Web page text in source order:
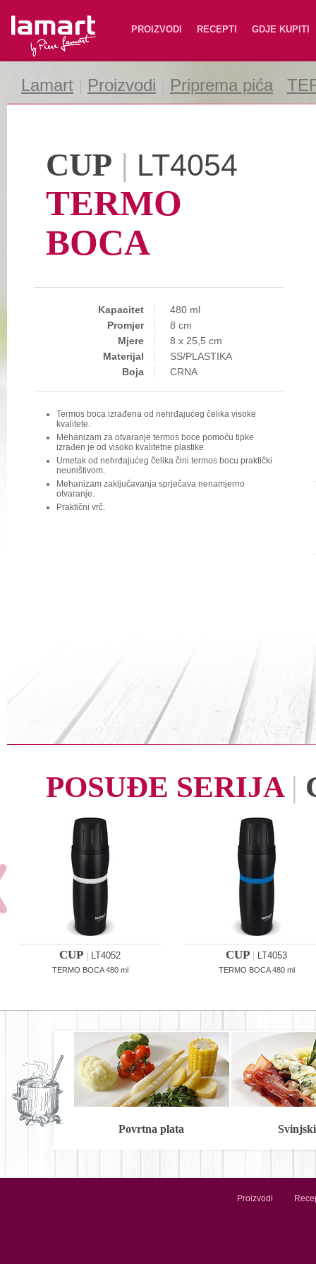
Lamart PROIZVODI RECEPTI GDJE KUPITI
Lamart Proizvodi Priprema pića
CUP | LT4054
TERMO
BOCA
Kapacitet
480 ml
Promjer
8 cm
Mjere
8 x 25,5 cm
Materijal
SS/PLASTIKA
Boja
CRNA
Termos boca izrađena od nehrđajućeg čelika visoke
kvalitete.
Mehanizam za otvaranje termos boce pomoću tipke
izrađen je od visoko kvalitetne plastike.
Umetak od nehrđajućeg čelika čini termos bocu praktički
neuništivom.
Mehanizam zaključavanja sprječava nenamjerno
otvaranje.
Praktični vrč.
POSUĐE SERIJA |
CUP LT4052
TERMO BOCA 480 ml
CUP LT4053
TERMO BOCA 480 ml
Povrtna plata
Proizvodi